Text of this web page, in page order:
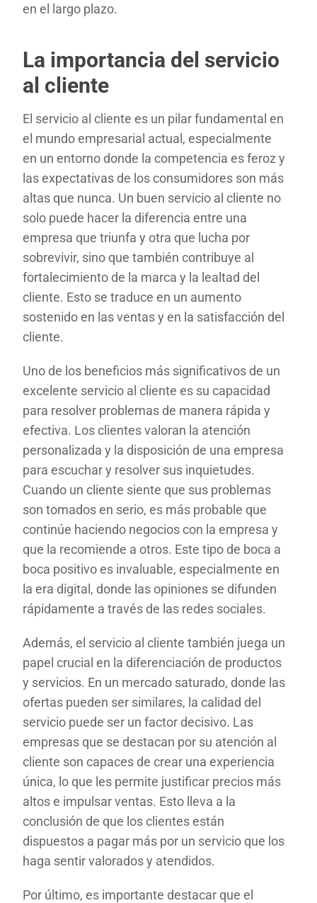
en el largo plazo.
La importancia del servicio
al cliente
El servicio al cliente es un pilar fundamental en
el mundo empresarial actual, especialmente
en un entorno donde la competencia es feroz y
las expectativas de los consumidores son más
altas que nunca. Un buen servicio al cliente no
solo puede hacer la diferencia entre una
empresa que triunfa y otra que lucha por
sobrevivir, sino que también contribuye al
fortalecimiento de la marca y la lealtad del
cliente. Esto se traduce en un aumento
sostenido en las ventas y en la satisfacción del
cliente.
Uno de los beneficios más significativos de un
excelente servicio al cliente es su capacidad
para resolver problemas de manera rápida y
efectiva. Los clientes valoran la atención
personalizada y la disposición de una empresa
para escuchar y resolver sus inquietudes.
Cuando un cliente siente que sus problemas
son tomados en serio, es más probable que
continúe haciendo negocios con la empresa y
que la recomiende a otros. Este tipo de boca a
boca positivo es invaluable, especialmente en
la era digital, donde las opiniones se difunden
rápidamente a través de las redes sociales.
Además, el servicio al cliente también juega un
papel crucial en la diferenciación de productos
y servicios. En un mercado saturado, donde las
ofertas pueden ser similares, la calidad del
servicio puede ser un factor decisivo. Las
empresas que se destacan por su atención al
cliente son capaces de crear una experiencia
única, lo que les permite justificar precios más
altos e impulsar ventas. Esto lleva a la
conclusión de que los clientes están
dispuestos a pagar más por un servicio que los
haga sentir valorados y atendidos.
Por último, es importante destacar que el